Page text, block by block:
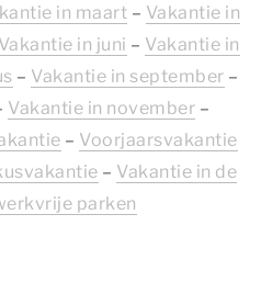
in maart – Vakantie in
Vakantie in juni – Vakantie in
– Vakantie in september –
Vakantie in november –
– Voorjaarsvakantie
– Vakantie in de
parken